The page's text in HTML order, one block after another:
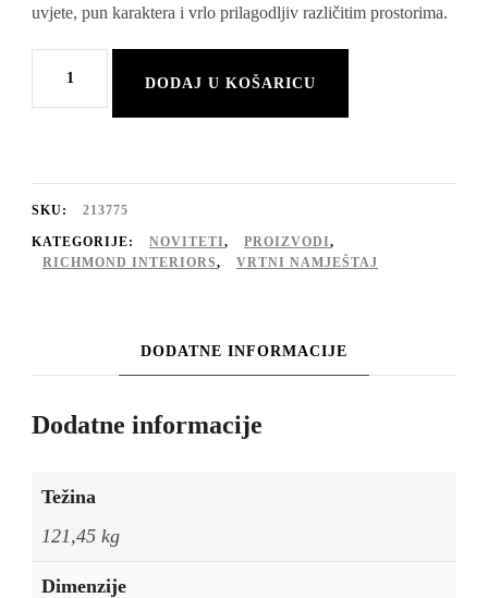
uvjete, pun karaktera i vrlo prilagodljiv različitim prostorima.
blagovaonski
Bloom,
sandstone,
DODAJ U KOŠARICU
SKU: 213775
KATEGORIJE: NOVITETI, PROIZVODI,
RICHMOND INTERIORS, VRTNI NAMJEŠTAJ
DODATNE INFORMACIJE
Dodatne informacije
Težina
121,45 kg
Dimenzije